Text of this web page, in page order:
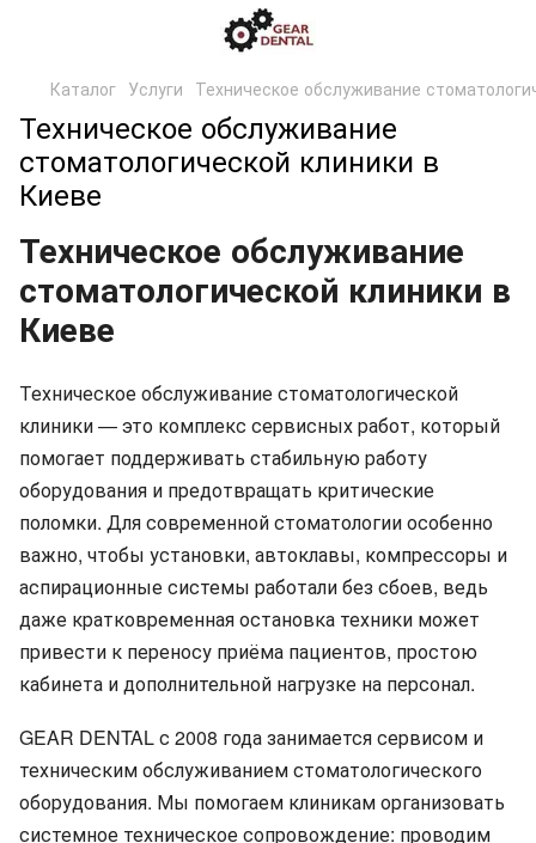
Каталог Услуги Техническое обслуживание
Техническое обслуживание
стоматологической клиники в
Киеве
Техническое обслуживание
стоматологической клиники в
Киеве
Техническое обслуживание стоматологической
клиники — это комплекс сервисных работ, который
помогает поддерживать стабильную работу
оборудования и предотвращать критические
поломки. Для современной стоматологии особенно
важно, чтобы установки, автоклавы, компрессоры и
аспирационные системы работали без сбоев, ведь
даже кратковременная остановка техники может
привести к переносу приёма пациентов, простою
кабинета и дополнительной нагрузке на персонал.
GEAR DENTAL с 2008 года занимается сервисом и
техническим обслуживанием стоматологического
оборудования. Мы помогаем клиникам организовать
системное техническое сопровождение: проводим